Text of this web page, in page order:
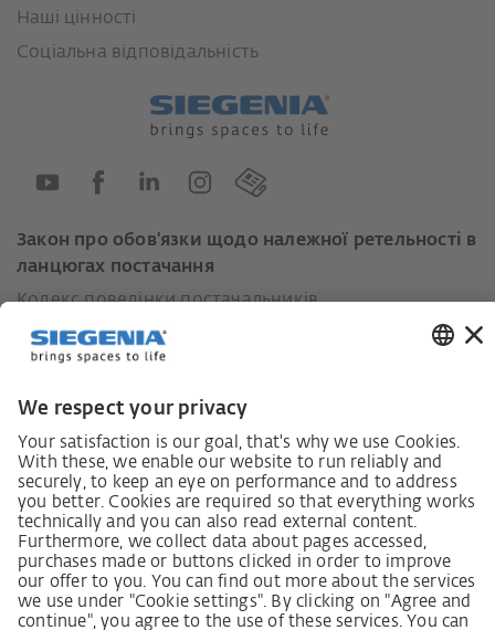
Наші цінності
Соціальна відповідальність
Закон про обов'язки щодо належної ретельності в
ланцюгах постачання
Кодекс поведінки постачальників
Інформаційний лист для постачальників щодо
Закону про належну обачність у ланцюгах
Декларація про принципи стратегії у сфері прав
людини
Процедура подання та розгляду скарг відповідно
до Закону про належну обачність у ланцюгах
постачання